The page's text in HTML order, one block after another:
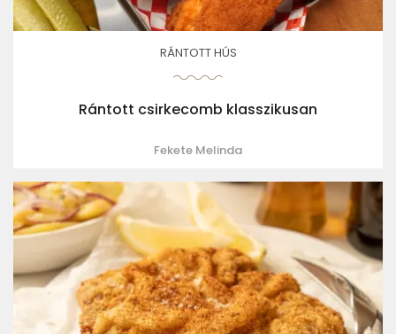
RÁNTOTT HÚS
Rántott csirkecomb klasszikusan
Fekete Melinda